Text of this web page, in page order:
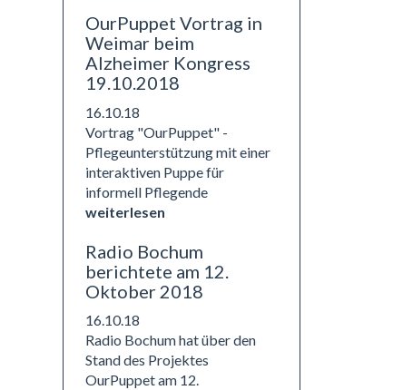
OurPuppet Vortrag in
Weimar beim
Alzheimer Kongress
19.10.2018
16.10.18
Vortrag "OurPuppet" -
Pflegeunterstützung mit einer
interaktiven Puppe für
informell Pflegende
weiterlesen
Radio Bochum
berichtete am 12.
Oktober 2018
16.10.18
Radio Bochum hat über den
Stand des Projektes
OurPuppet am 12.